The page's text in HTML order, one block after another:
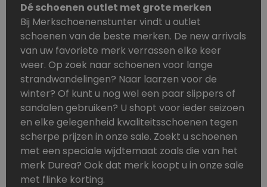
Dé schoenen outlet met grote merken
Bij Merkschoenenstunter vindt u outlet
schoenen van de beste merken. De new arrivals
van uw favoriete merk verrassen elke keer
weer. Op zoek naar schoenen voor lange
strandwandelingen? Naar laarzen voor de
winter? Of kunt u nog wel een paar slippers of
sandalen gebruiken? U shopt voor ieder seizoen
en elke gelegenheid kwaliteitsschoenen tegen
scherpe prijzen in onze sale. Zoekt u schoenen
met een speciale wijdtemaat zoals die van het
merk Durea? Ook dat merk koopt u in onze sale
met flinke korting.